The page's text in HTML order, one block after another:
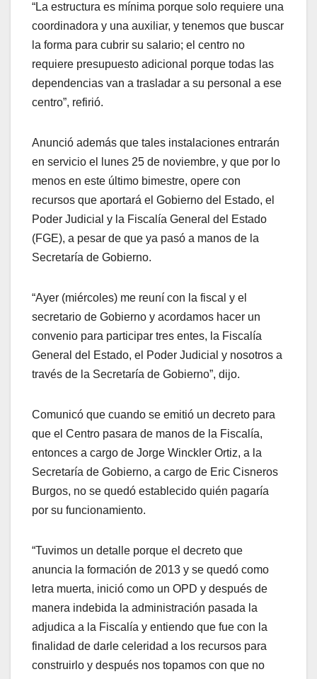
“La estructura es mínima porque solo requiere una
coordinadora y una auxiliar, y tenemos que buscar
la forma para cubrir su salario; el centro no
requiere presupuesto adicional porque todas las
dependencias van a trasladar a su personal a ese
centro”, refirió.
Anunció además que tales instalaciones entrarán
en servicio el lunes 25 de noviembre, y que por lo
menos en este último bimestre, opere con
recursos que aportará el Gobierno del Estado, el
Poder Judicial y la Fiscalía General del Estado
(FGE), a pesar de que ya pasó a manos de la
Secretaría de Gobierno.
“Ayer (miércoles) me reuní con la fiscal y el
secretario de Gobierno y acordamos hacer un
convenio para participar tres entes, la Fiscalía
General del Estado, el Poder Judicial y nosotros a
través de la Secretaría de Gobierno”, dijo.
Comunicó que cuando se emitió un decreto para
que el Centro pasara de manos de la Fiscalía,
entonces a cargo de Jorge Winckler Ortiz, a la
Secretaría de Gobierno, a cargo de Eric Cisneros
Burgos, no se quedó establecido quién pagaría
por su funcionamiento.
“Tuvimos un detalle porque el decreto que
anuncia la formación de 2013 y se quedó como
letra muerta, inició como un OPD y después de
manera indebida la administración pasada la
adjudica a la Fiscalía y entiendo que fue con la
finalidad de darle celeridad a los recursos para
construirlo y después nos topamos con que no